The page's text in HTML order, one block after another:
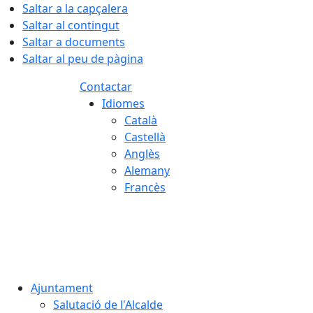
Saltar a la capçalera
Saltar al contingut
Saltar a documents
Saltar al peu de pàgina
Contactar
Idiomes
Català
Castellà
Anglès
Alemany
Francès
Ajuntament
Salutació de l'Alcalde